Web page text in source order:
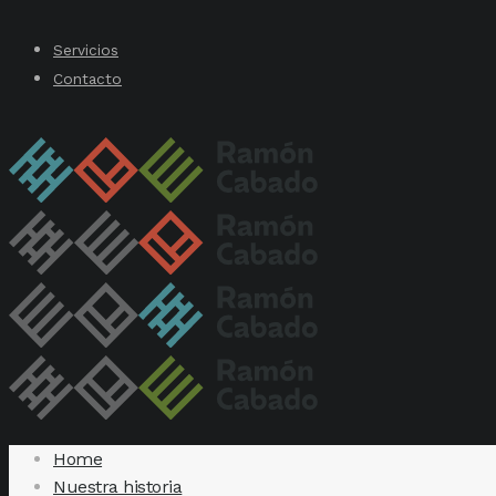
Servicios
Contacto
Home
Nuestra historia